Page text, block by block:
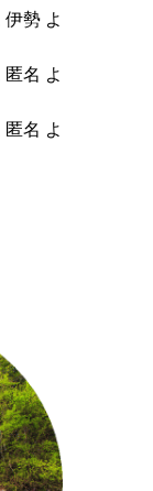
伊勢 よ
匿名 よ
匿名 よ